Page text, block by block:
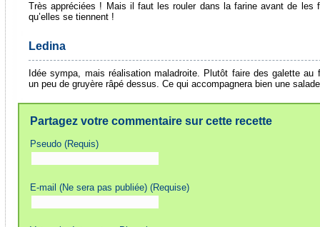
Très appréciées ! Mais il faut les rouler dans la farine avant de les
qu’elles se tiennent !
Ledina
Idée sympa, mais réalisation maladroite. Plutôt faire des galette au
un peu de gruyère râpé dessus. Ce qui accompagnera bien une
Partagez votre commentaire sur cette recette
Pseudo (Requis)
E-mail (Ne sera pas publiée) (Requise)